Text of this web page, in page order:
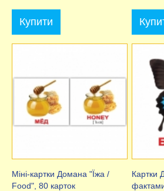
Купити
Міні-картки Домана "Їжа /
Food", 80 карток
Картки